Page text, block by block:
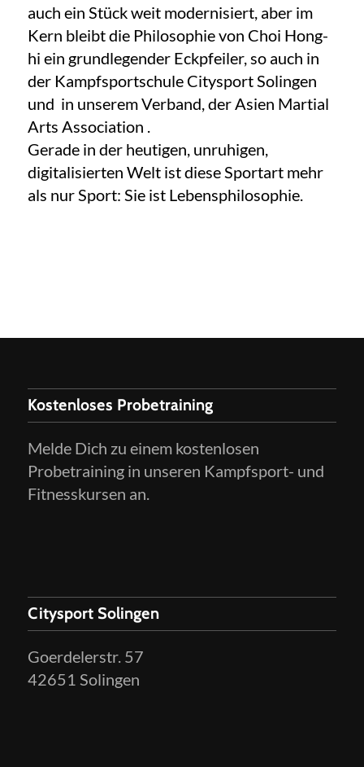
auch ein Stück weit modernisiert, aber im
Kern bleibt die Philosophie von Choi Hong-
hi ein grundlegender Eckpfeiler, so auch in
der Kampfsportschule Citysport Solingen
und in unserem Verband, der Asien Martial
Arts Association .
Gerade in der heutigen, unruhigen,
digitalisierten Welt ist diese Sportart mehr
als nur Sport: Sie ist Lebensphilosophie.
Kostenloses Probetraining
Melde Dich zu einem kostenlosen
Probetraining in unseren Kampfsport- und
Fitnesskursen an.
Citysport Solingen
Goerdelerstr. 57
42651 Solingen